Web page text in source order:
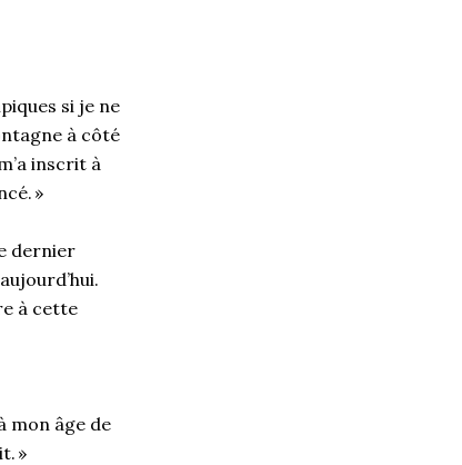
si je ne
à côté
’a inscrit à
»
dernier
à cette
mon âge de
»